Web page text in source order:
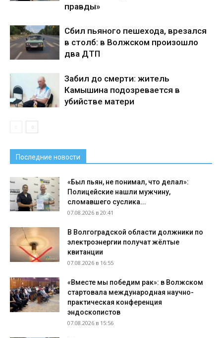
правды»
Сбил пьяного пешехода, врезался
в столб: в Волжском произошло
два ДТП
Забил до смерти: житель
Камышина подозревается в
убийстве матери
Последние новости
«Был пьян, не понимал, что делал»:
Полицейские нашли мужчину,
сломавшего суслика...
07.08.2026 в 20:41
В Волгоградской области должники по
электроэнергии получат жёлтые
квитанции
07.08.2026 в 16:55
«Вместе мы победим рак»: в Волжском
стартовала международная научно-
практическая конференция
эндоскопистов
07.08.2026 в 15:56